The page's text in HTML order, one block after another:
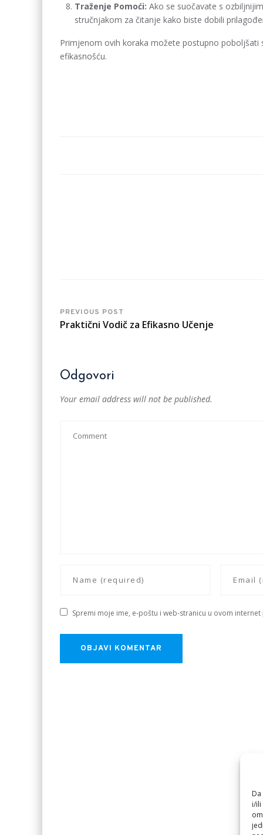
i/ili
Traženje Pomoći: Ako se suočavate s
stručnjakom za čitanje kako biste dobili
Primjenom ovih koraka možete postupno
efikasnošću.
PREVIOUS POST
Praktični Vodič za Efikasno Učenje
Odgovori
Your email address will not be published.
Spremi moje ime, e-poštu i web-stranicu u ovom